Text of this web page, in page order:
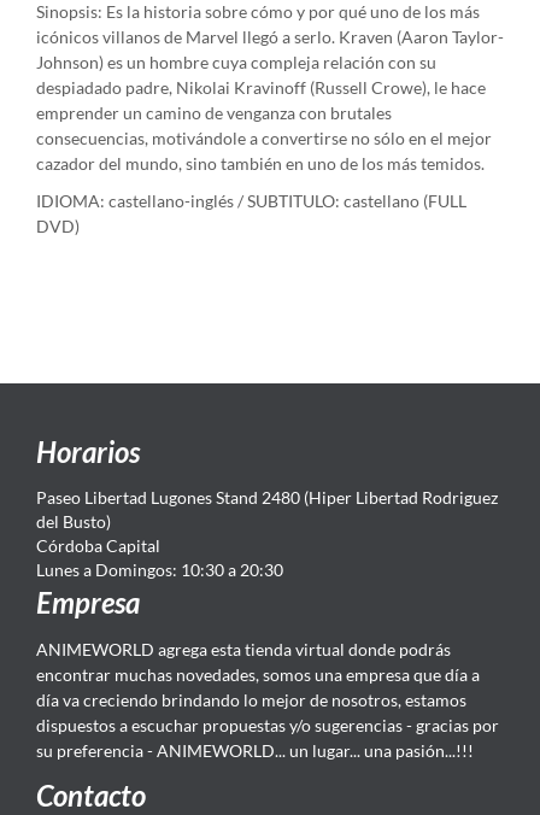
Sinopsis: Es la historia sobre cómo y por qué uno de los más
icónicos villanos de Marvel llegó a serlo. Kraven (Aaron Taylor-
Johnson) es un hombre cuya compleja relación con su
despiadado padre, Nikolai Kravinoff (Russell Crowe), le hace
emprender un camino de venganza con brutales
consecuencias, motivándole a convertirse no sólo en el mejor
cazador del mundo, sino también en uno de los más temidos.
IDIOMA: castellano-inglés / SUBTITULO: castellano (FULL
DVD)
Horarios
Paseo Libertad Lugones Stand 2480 (Hiper Libertad Rodriguez
del Busto)
Córdoba Capital
Lunes a Domingos: 10:30 a 20:30
Empresa
ANIMEWORLD agrega esta tienda virtual donde podrás
encontrar muchas novedades, somos una empresa que día a
día va creciendo brindando lo mejor de nosotros, estamos
dispuestos a escuchar propuestas y/o sugerencias - gracias por
su preferencia - ANIMEWORLD... un lugar... una pasión...!!!
Contacto